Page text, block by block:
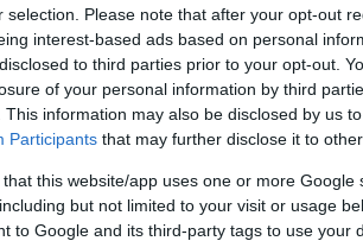
selection. Please note that after your opt-out
interest-based ads based on personal
to third parties prior to your opt-out.
of your personal information by third
This information may also be disclosed by us
Participants that may further disclose it to
that this website/app uses one or more
but not limited to your visit or usage
to Google and its third-party tags to use your